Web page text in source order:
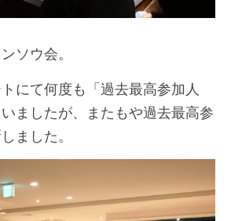
ソウ会。
にて何度も「過去最高参加人
ましたが、またもや過去最高参
ました。